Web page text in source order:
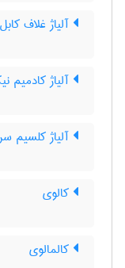
آلیاژ غلاف کابل
آلیاژ کادمیم
آلیاژ کلسیم
کالوی
کالمالوی